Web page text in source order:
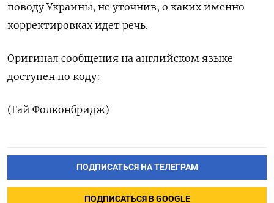
поводу Украины, не уточнив, о каких именно
корректировках идет речь.
Оригинал сообщения на английском языке
доступен по коду:
(Гай Фолконбридж)
ПОДПИСАТЬСЯ НА ТЕЛЕГРАМ
ПОДПИСАТЬСЯ В GOOGLE